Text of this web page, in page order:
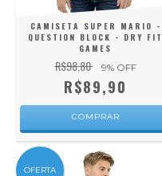
CAMISETA SUPER MARIO -
QUESTION BLOCK - DRY FIT
GAMES
R$98,80 9% OFF
R$89,90
COMPRAR
OFERTA